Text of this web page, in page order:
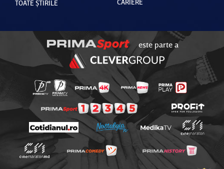
TOATE ȘTIRILE CARIERE
este parte a